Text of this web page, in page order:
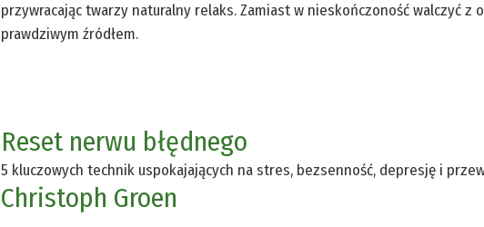
przywracając twarzy naturalny relaks. Zamiast w nieskończoność walczyć z
prawdziwym źródłem.
Reset nerwu błędnego
5 kluczowych technik uspokajających na stres, bezsenność, depresję i
Christoph Groen